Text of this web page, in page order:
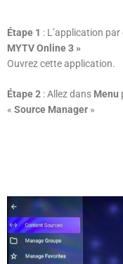
Étape 1 : L’application
MYTV Online 3 »
Ouvrez cette application.
Étape 2 : Allez dans Menu
« Source Manager »